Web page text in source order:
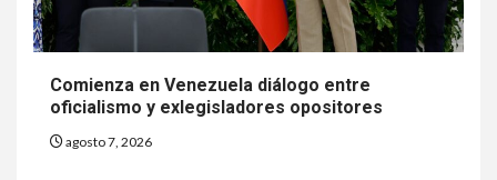
Comienza en Venezuela diálogo entre
oficialismo y exlegisladores opositores
agosto 7, 2026
ESTADOS UNIDOS
HOGAR Y SALUD
NOTICIAS
Más casos de sarampión en
EEUU este año que en 2025